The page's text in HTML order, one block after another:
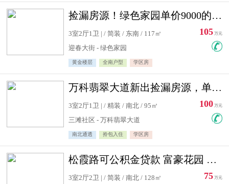
捡漏房源！绿色家园单价9000的大三居，实验小学永明双学区
3室2厅1卫 | / 简装 / 东南 / 117㎡
迎春大街 - 绿色家园
黄金楼层 全南户型 学区房
105 万元
万科翡翠大道新出捡漏房源，单价10500精装修
3室2厅1卫 | / 精装 / 南北 / 95㎡
三滩社区 - 万科翡翠大道
南北通透 拎包入住 学区房
100 万元
松霞路可公积金贷款 富豪花园 复式住宅急售送小棚
3室2厅2卫 | / 简装 / 南北 / 128㎡
75 万元